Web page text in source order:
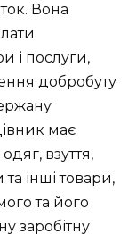
Вона
і послуги,
добробуту
має
взуття,
інші товари,
та його
заробітну